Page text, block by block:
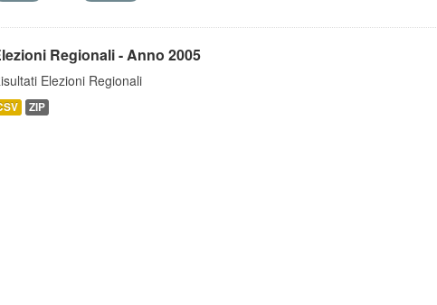
Regionali - Anno 2005
Elezioni Regionali
ZIP